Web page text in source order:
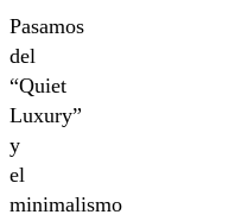
Pasamos
del
“Quiet
Luxury”
y
el
minimalismo